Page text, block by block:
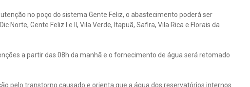
no poço do sistema Gente Feliz, o abastecimento poderá ser
Norte, Gente Feliz I e II, Vila Verde, Itapuã, Safira, Vila Rica e Florais da
a partir das 08h da manhã e o fornecimento de água será retomado
pelo transtorno causado e orienta que a água dos reservatórios internos